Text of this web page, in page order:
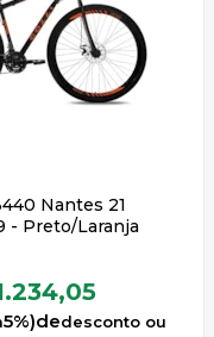
- Preto/Laranja
de
5%)